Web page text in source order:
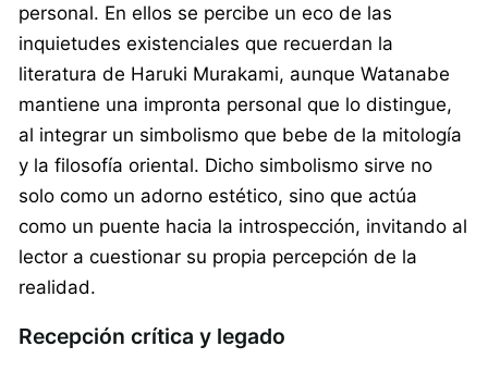
personal. En ellos se percibe un eco de las
inquietudes existenciales que recuerdan la
literatura de Haruki Murakami, aunque Watanabe
mantiene una impronta personal que lo distingue,
al integrar un simbolismo que bebe de la mitología
y la filosofía oriental. Dicho simbolismo sirve no
solo como un adorno estético, sino que actúa
como un puente hacia la introspección, invitando al
lector a cuestionar su propia percepción de la
realidad.
Recepción crítica y legado